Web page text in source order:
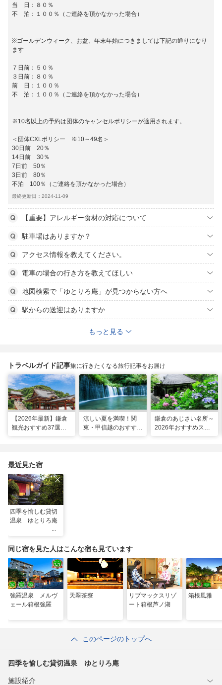
当 日：８０％
不 泊：１００％（ご連絡を頂かなかった場合）
※ゴールデンウィーク、お盆、年末年始につきましては下記の通りになり
ます
７日前：５０％
３日前：８０％
前 日：１００％
不 泊：１００％（ご連絡を頂かなかった場合）
※10名以上の予約は団体のキャンセルポリシーが適用されます。
＜団体CXLポリシー ※10～49名＞
30日前 20％
14日前 30％
7日前 50％
3日前 80％
不泊 100％（ご連絡を頂かなかった場合）
最終更新日：2024-11-09
【重要】アレルギー食材の対応について
駐車場はありますか？
アクセス情報を教えてください。
電車の場合の行き方を教えてほしい
地図検索で「ゆとりろ庵」が見つからない方へ
駅からの送迎はありますか
もっと見る
トラベルガイド記事旅に行きたくなる旅行記事をお届け
【2026年最新】鎌倉
観光おすすめ37選！
涼しい夏を満喫！関
東・甲信越のおすすめ
鎌倉のあじさい名所～
2026年おすすめスポ
最近見た宿
四季を愉しむ貸切
温泉 ゆとりろ庵
同じ宿を見た人はこんな宿も見ています
強羅温泉 メルヴ
ェール箱根強羅
天翠茶寮
リブマックスリゾ
ート箱根芦ノ湖
箱根風雅
このページのトップへ
四季を愉しむ貸切温泉 ゆとりろ庵
施設紹介